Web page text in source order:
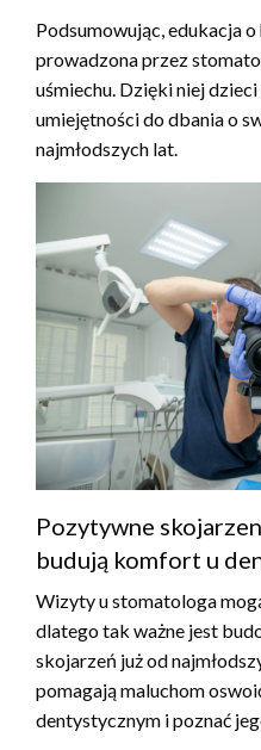
Podsumowując, edukacja
prowadzona przez
uśmiechu. Dzięki niej
umiejętności do dbania o
najmłodszych lat.
Pozytywne
budują komfort u
Wizyty u stomatologa
dlatego tak ważne jest
skojarzeń już od
pomagają maluchom
dentystycznym i poznać